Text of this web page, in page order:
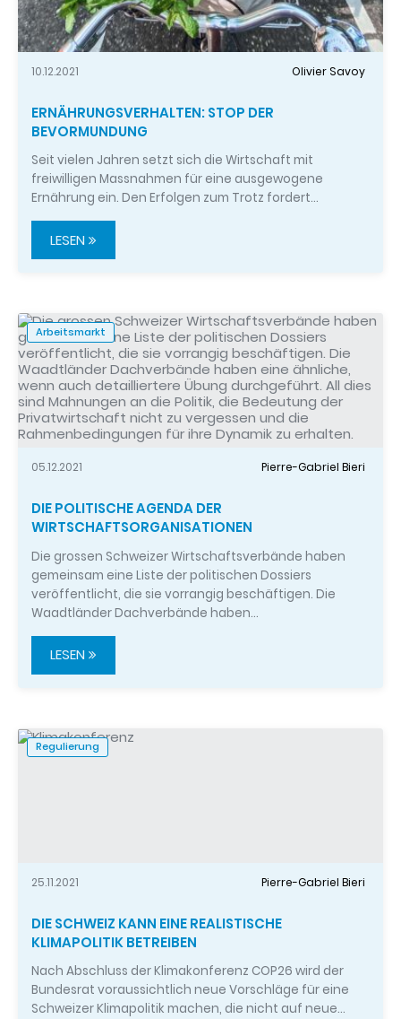
10.12.2021 Olivier Savoy
ERNÄHRUNGSVERHALTEN: STOP DER
BEVORMUNDUNG
Seit vielen Jahren setzt sich die Wirtschaft mit
freiwilligen Massnahmen für eine ausgewogene
Ernährung ein. Den Erfolgen zum Trotz fordert…
LESEN
Arbeitsmarkt
05.12.2021 Pierre-Gabriel Bieri
DIE POLITISCHE AGENDA DER
WIRTSCHAFTSORGANISATIONEN
Die grossen Schweizer Wirtschaftsverbände haben
gemeinsam eine Liste der politischen Dossiers
veröffentlicht, die sie vorrangig beschäftigen. Die
Waadtländer Dachverbände haben…
LESEN
Regulierung
25.11.2021 Pierre-Gabriel Bieri
DIE SCHWEIZ KANN EINE REALISTISCHE
KLIMAPOLITIK BETREIBEN
Nach Abschluss der Klimakonferenz COP26 wird der
Bundesrat voraussichtlich neue Vorschläge für eine
Schweizer Klimapolitik machen, die nicht auf neue…